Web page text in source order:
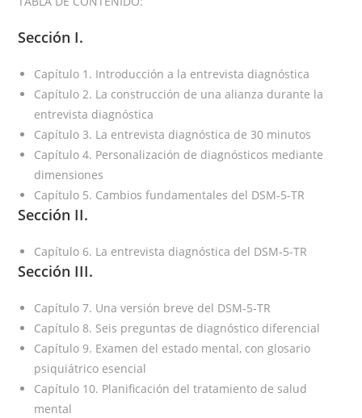
Sección I.
Capítulo 1. Introducción a la entrevista diagnóstica
Capítulo 2. La construcción de una alianza durante la
entrevista diagnóstica
Capítulo 3. La entrevista diagnóstica de 30 minutos
Capítulo 4. Personalización de diagnósticos mediante
dimensiones
Capítulo 5. Cambios fundamentales del DSM-5-TR
Sección II.
Capítulo 6. La entrevista diagnóstica del DSM-5-TR
Sección III.
Capítulo 7. Una versión breve del DSM-5-TR
Capítulo 8. Seis preguntas de diagnóstico diferencial
Capítulo 9. Examen del estado mental, con glosario
psiquiátrico esencial
Capítulo 10. Planificación del tratamiento de salud
mental